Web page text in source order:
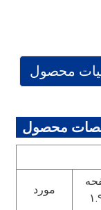
محصول
محصول
مورد